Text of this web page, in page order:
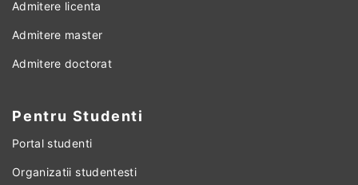
Admitere licenta
Admitere master
Admitere doctorat
Pentru Studenti
Portal studenti
Organizatii studentesti